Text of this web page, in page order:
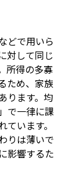
どで用いら
対して同じ
所得の多寡
ため、家族
ります。均
で一律に課
います。
りは薄いで
影響するた